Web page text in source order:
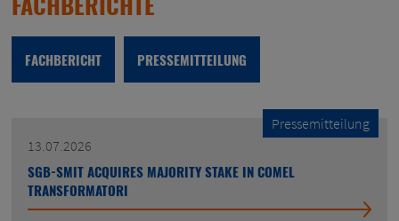
FACHBERICHT PRESSEMITTEILUNG
13.07.2026
SGB-SMIT ACQUIRES MAJORITY STAKE IN COMEL
TRANSFORMATORI
Pressemitteilung